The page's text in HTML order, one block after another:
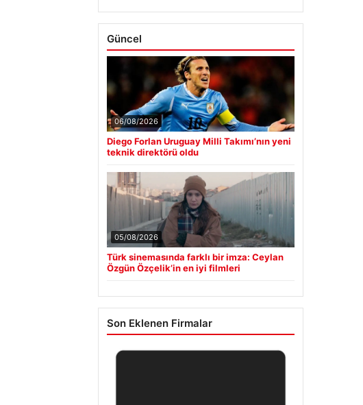
Güncel
06/08/2026
Diego Forlan Uruguay Milli Takımı’nın yeni
teknik direktörü oldu
05/08/2026
Türk sinemasında farklı bir imza: Ceylan
Özgün Özçelik’in en iyi filmleri
Son Eklenen Firmalar